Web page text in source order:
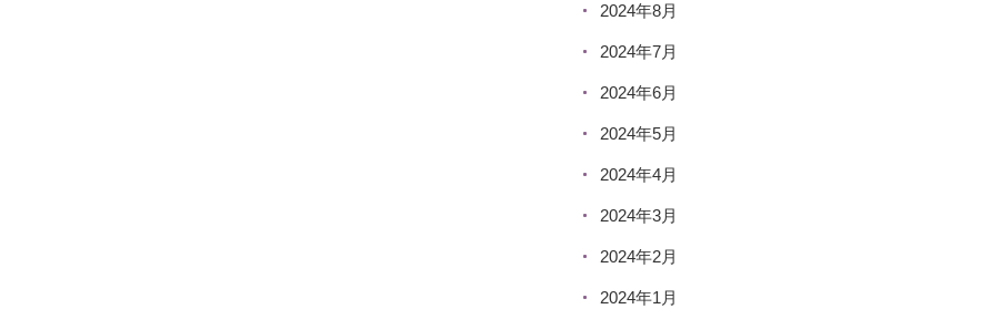
2024年8月
2024年7月
2024年6月
2024年5月
2024年4月
2024年3月
2024年2月
2024年1月